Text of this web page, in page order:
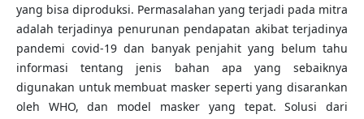
yang bisa diproduksi. Permasalahan yang terjadi pada mitra
adalah terjadinya penurunan pendapatan akibat terjadinya
pandemi covid-19 dan banyak penjahit yang belum tahu
informasi tentang jenis bahan apa yang sebaiknya
digunakan untuk membuat masker seperti yang disarankan
oleh WHO, dan model masker yang tepat. Solusi dari